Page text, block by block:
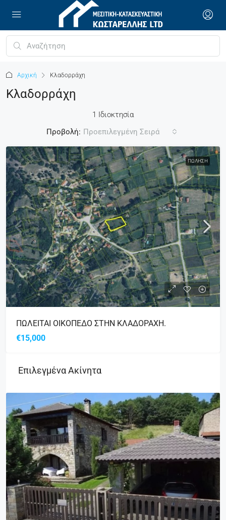
Αρχική Κλαδορράχη
Κλαδορράχη
1 Ιδιοκτησία
Προβολή: Προεπιλεγμένη Σειρά
ΠΏΛΗΣΗ
ΠΩΛΕΙΤΑΙ ΟΙΚΟΠΕΔΟ ΣΤΗΝ ΚΛΑΔΟΡΑΧΗ.
€15,000
Επιλεγμένα Ακίνητα